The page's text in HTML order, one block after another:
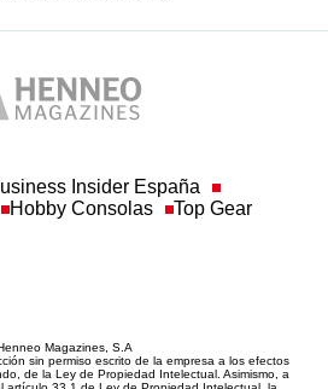
Hobby Consolas Top Gear
de la Ley de Propiedad Intelectual. Asimismo, a
artículo 33.1 de Ley de Propiedad Intelectual, la
reserva de derechos, por sí y por medio de